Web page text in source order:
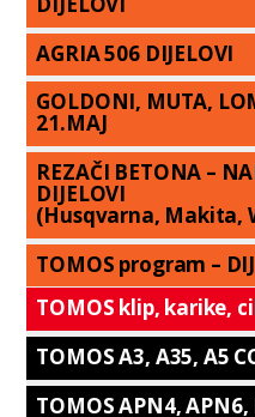
AGRIA 506 DIJELOVI
GOLDONI, MUTA,
21.MAJ
REZAČI BETONA –
DIJELOVI
(Husqvarna, Makita,
TOMOS program –
TOMOS klip, karike,
TOMOS A3, A35, A5
TOMOS APN4,